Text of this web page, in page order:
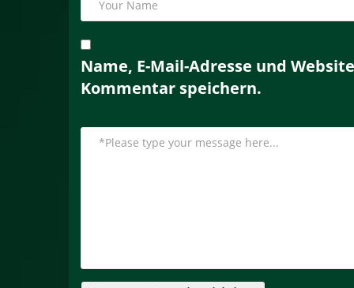
Name, E-Mail-Adresse und
Kommentar speichern.